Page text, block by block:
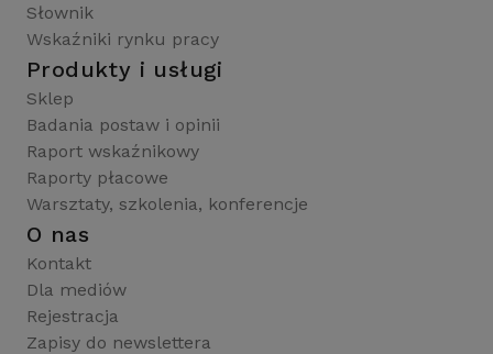
Słownik
Wskaźniki rynku pracy
Produkty i usługi
Sklep
Badania postaw i opinii
Raport wskaźnikowy
Raporty płacowe
Warsztaty, szkolenia, konferencje
O nas
Kontakt
Dla mediów
Rejestracja
Zapisy do newslettera